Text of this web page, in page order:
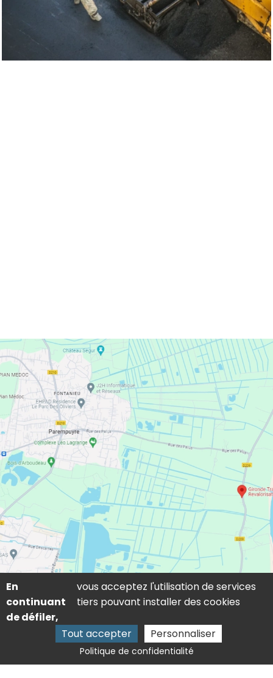
En
continuant
de défiler,
vous acceptez l'utilisation de services
tiers pouvant installer des cookies
Tout accepter Personnaliser
Politique de confidentialité